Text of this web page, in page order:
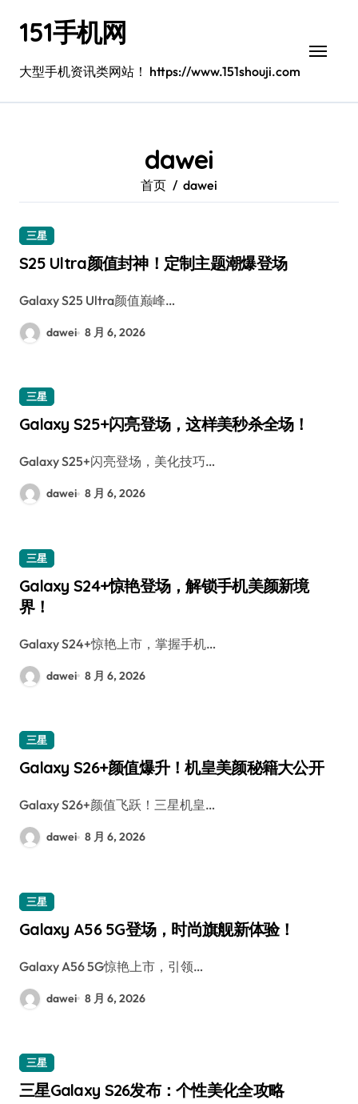
151手机网
大型手机资讯类网站！ https://www.151shouji.com
dawei
首页 dawei
三星
S25 Ultra颜值封神！定制主题潮爆登场
Galaxy S25 Ultra颜值巅峰…
dawei 8 月 6, 2026
三星
Galaxy S25+闪亮登场，这样美秒杀全场！
Galaxy S25+闪亮登场，美化技巧…
dawei 8 月 6, 2026
三星
Galaxy S24+惊艳登场，解锁手机美颜新境
界！
Galaxy S24+惊艳上市，掌握手机…
dawei 8 月 6, 2026
三星
Galaxy S26+颜值爆升！机皇美颜秘籍大公开
Galaxy S26+颜值飞跃！三星机皇…
dawei 8 月 6, 2026
三星
Galaxy A56 5G登场，时尚旗舰新体验！
Galaxy A56 5G惊艳上市，引领…
dawei 8 月 6, 2026
三星
三星Galaxy S26发布：个性美化全攻略